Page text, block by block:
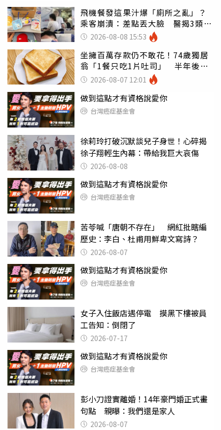
飛機餐發這果汁爆「廁所之亂」？
乘客崩潰：差點丟大臉 醫揭3類人
別亂喝
2026-08-08 15:53
坐擁百萬存款仍不敢花！74歲獨居
翁「1餐只吃1片吐司」 半年後暴
瘦嚇壞女兒
2026-08-07 12:01
做到這點才有資格說愛你
台灣癌症基金會
徐莉玲打破沉默談兒子身世！心碎揭
徐子翔輕生內幕：帶給我巨大哀傷
2026-08-08
做到這點才有資格說愛你
台灣癌症基金會
苦苓喊「唐朝不存在」 網紅批瞎編
歷史：李白、杜甫用鮮卑文寫詩？
2026-08-07
做到這點才有資格說愛你
台灣癌症基金會
女子入住飯店遇停電 摸黑下樓被員
工告知：倒閉了
2026-07-17
做到這點才有資格說愛你
台灣癌症基金會
彭小刀證實離婚！14年豪門婚正式畫
句點 親曝：我們還是家人
2026-08-07